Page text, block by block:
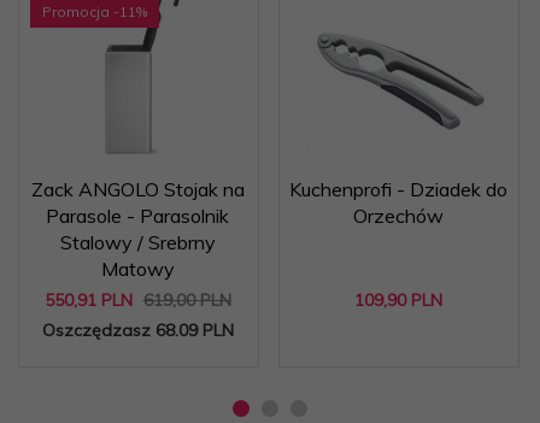
Promocja -11 %
Zack ANGOLO Stojak na
Parasole - Parasolnik
Stalowy / Srebrny
Matowy
550,91 PLN 619,00 PLN
Oszczędzasz 68.09 PLN
Kuchenprofi - Dziadek do
Orzechów
109,90 PLN